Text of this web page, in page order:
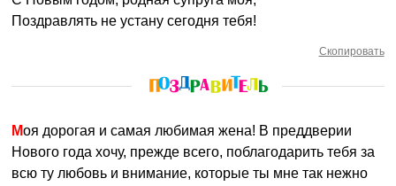
Поздравлять не устану сегодня тебя!
Скопировать
Моя дорогая и самая любимая жена! В преддверии
Нового года хочу, прежде всего, поблагодарить тебя за
всю ту любовь и внимание, которые ты мне так нежно